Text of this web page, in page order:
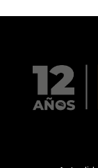
Actualidad
Agentes
Diario